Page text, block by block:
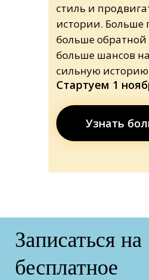
стиль и
истории. Больше
больше
больше шансов
сильную
Стартуем 1
Узнать
Записаться на
бесплатное